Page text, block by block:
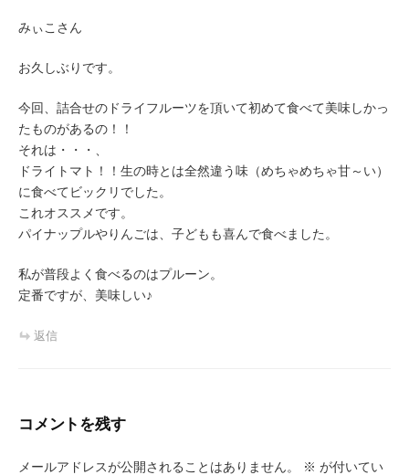
みぃこさん
お久しぶりです。
今回、詰合せのドライフルーツを頂いて初めて食べて美味しかっ
たものがあるの！！
それは・・・、
ドライトマト！！生の時とは全然違う味（めちゃめちゃ甘～い）
に食べてビックリでした。
これオススメです。
パイナップルやりんごは、子どもも喜んで食べました。
私が普段よく食べるのはプルーン。
定番ですが、美味しい♪
返信
コメントを残す
メールアドレスが公開されることはありません。 ※ が付いてい